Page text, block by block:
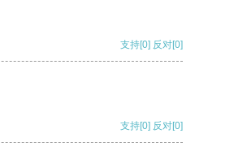
支持[0] 反对[0]
支持[0] 反对[0]